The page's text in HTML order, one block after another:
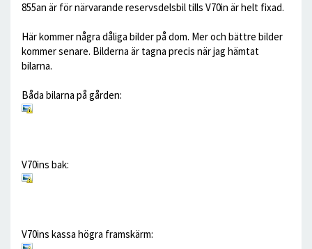
855an är för närvarande reservsdelsbil tills V70in är helt fixad.
Här kommer några dåliga bilder på dom. Mer och bättre bilder
kommer senare. Bilderna är tagna precis när jag hämtat
bilarna.
Båda bilarna på gården:
V70ins bak:
V70ins kassa högra framskärm: